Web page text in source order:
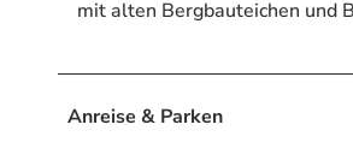
mit alten Bergbauteichen und
Anreise & Parken